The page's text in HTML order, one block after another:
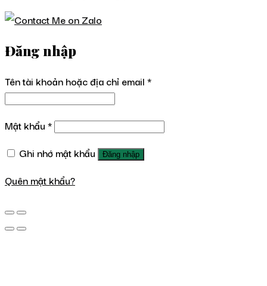
Đăng nhập
Tên tài khoản hoặc địa chỉ email*
Mật khẩu*
Ghi nhớ mật khẩu
Đăng nhập
Quên mật khẩu?